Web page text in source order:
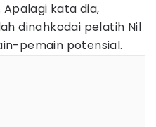
kata dia,
dinahkodai pelatih Nil
pemain potensial.